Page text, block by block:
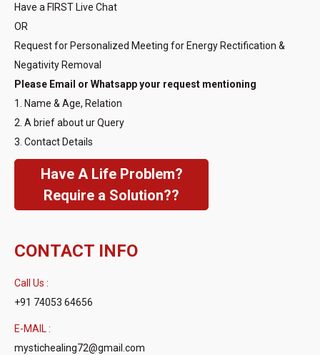
Have a FIRST Live Chat
OR
Request for Personalized Meeting for Energy Rectification &
Negativity Removal
Please Email or Whatsapp your request mentioning
1. Name & Age, Relation
2. A brief about ur Query
3. Contact Details
Have A Life Problem?
Require a Solution??
CONTACT INFO
Call Us :
+91 74053 64656
E-MAIL :
mystichealing72@gmail.com